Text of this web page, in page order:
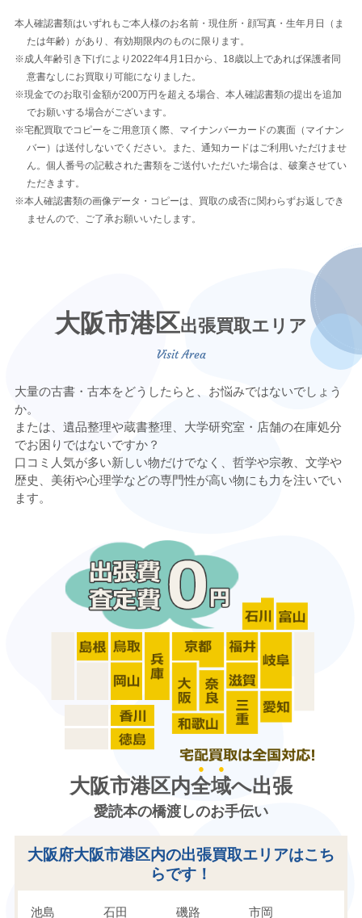
本人確認書類はいずれもご本人様のお名前・現住所・顔写真・生年月日（ま
たは年齢）があり、有効期限内のものに限ります。
※成人年齢引き下げにより2022年4月1日から、18歳以上であれば保護者同
意書なしにお買取り可能になりました。
※現金でのお取引金額が200万円を超える場合、本人確認書類の提出を追加
でお願いする場合がございます。
※宅配買取でコピーをご用意頂く際、マイナンバーカードの裏面（マイナン
バー）は送付しないでください。また、通知カードはご利用いただけませ
ん。個人番号の記載された書類をご送付いただいた場合は、破棄させてい
ただきます。
※本人確認書類の画像データ・コピーは、買取の成否に関わらずお返しでき
ませんので、ご了承お願いいたします。
大阪市港区出張買取エリア
大量の古書・古本をどうしたらと、お悩みではないでしょう
か。
または、遺品整理や蔵書整理、大学研究室・店舗の在庫処分
でお困りではないですか？
口コミ人気が多い新しい物だけでなく、哲学や宗教、文学や
歴史、美術や心理学などの専門性が高い物にも力を注いでい
ます。
大阪市港区内全域へ出張
愛読本の橋渡しのお手伝い
大阪府大阪市港区内の出張買取エリアはこち
らです！
池島 石田 磯路 市岡